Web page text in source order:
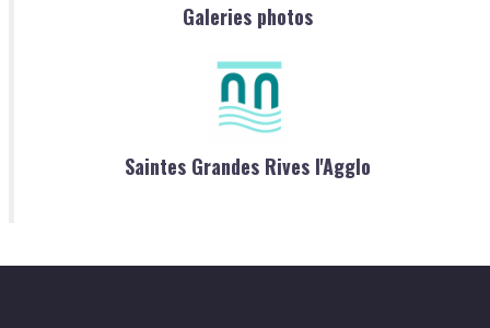
Galeries photos
Saintes Grandes Rives l'Agglo